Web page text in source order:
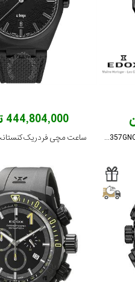
ساعت مچی ادُکس مدل 85303357GNCAVVONB
444,804,000 تومان